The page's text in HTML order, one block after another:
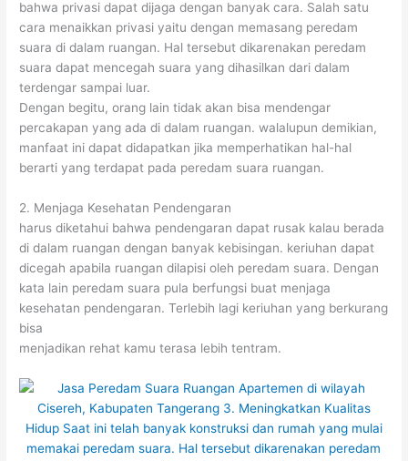
bahwa privasi dapat dijaga dengan banyak cara. Salah satu
cara menaikkan privasi yaitu dengan memasang peredam
suara di dalam ruangan. Hal tersebut dikarenakan peredam
suara dapat mencegah suara yang dihasilkan dari dalam
terdengar sampai luar.
Dengan begitu, orang lain tidak akan bisa mendengar
percakapan yang ada di dalam ruangan. walalupun demikian,
manfaat ini dapat didapatkan jika memperhatikan hal-hal
berarti yang terdapat pada peredam suara ruangan.
2. Menjaga Kesehatan Pendengaran
harus diketahui bahwa pendengaran dapat rusak kalau berada
di dalam ruangan dengan banyak kebisingan. keriuhan dapat
dicegah apabila ruangan dilapisi oleh peredam suara. Dengan
kata lain peredam suara pula berfungsi buat menjaga
kesehatan pendengaran. Terlebih lagi keriuhan yang berkurang
bisa
menjadikan rehat kamu terasa lebih tentram.